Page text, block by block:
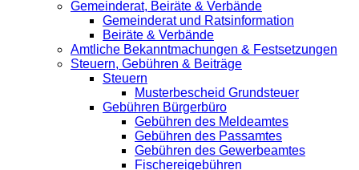
Gemeinderat, Beiräte & Verbände
Gemeinderat und Ratsinformation
Beiräte & Verbände
Amtliche Bekanntmachungen & Festsetzungen
Steuern, Gebühren & Beiträge
Steuern
Musterbescheid Grundsteuer
Gebühren Bürgerbüro
Gebühren des Meldeamtes
Gebühren des Passamtes
Gebühren des Gewerbeamtes
Fischereigebühren